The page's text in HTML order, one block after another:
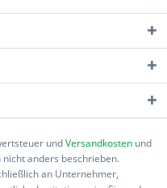
undVersandkostenund
anders beschrieben.
an Unternehmer,